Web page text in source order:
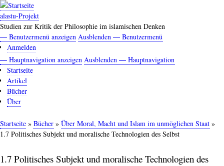
Direkt
zum
Inhalt
alastu-Projekt
Studien zur Kritik der Philosophie im islamischen Denken
Benutzermenü
— Benutzermenü anzeigen Ausblenden — Benutzermenü
Anmelden
Hauptnavigation
— Hauptnavigation anzeigen Ausblenden — Hauptnavigation
Startseite
Artikel
Bücher
Über
Pfadnavigation
Startseite Bücher
Über Moral, Macht und Islam im unmöglichen Staat
1.7 Politisches Subjekt und moralische Technologien des Selbst
1.7 Politisches Subjekt und moralische Technologien des